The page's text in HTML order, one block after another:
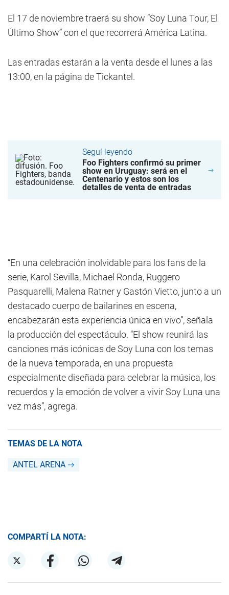
El 17 de noviembre traerá su show “Soy Luna Tour, El
Último Show” con el que recorrerá América Latina.
Las entradas estarán a la venta desde el lunes a las
13:00, en la página de Tickantel.
Seguí leyendo
Foo Fighters confirmó su primer
show en Uruguay: será en el
Centenario y estos son los
detalles de venta de entradas
“En una celebración inolvidable para los fans de la
serie, Karol Sevilla, Michael Ronda, Ruggero
Pasquarelli, Malena Ratner y Gastón Vietto, junto a un
destacado cuerpo de bailarines en escena,
encabezarán esta experiencia única en vivo”, señala
la producción del espectáculo. “El show reunirá las
canciones más icónicas de Soy Luna con los temas
de la nueva temporada, en una propuesta
especialmente diseñada para celebrar la música, los
recuerdos y la emoción de volver a vivir Soy Luna una
vez más”, agrega.
TEMAS DE LA NOTA
ANTEL ARENA
COMPARTÍ LA NOTA: